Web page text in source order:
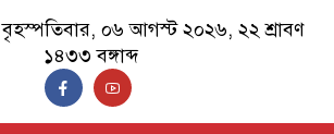
বৃহস্পতিবার, ০৬ আগস্ট ২০২৬, ২২ শ্রাবণ
১৪৩৩ বঙ্গাব্দ